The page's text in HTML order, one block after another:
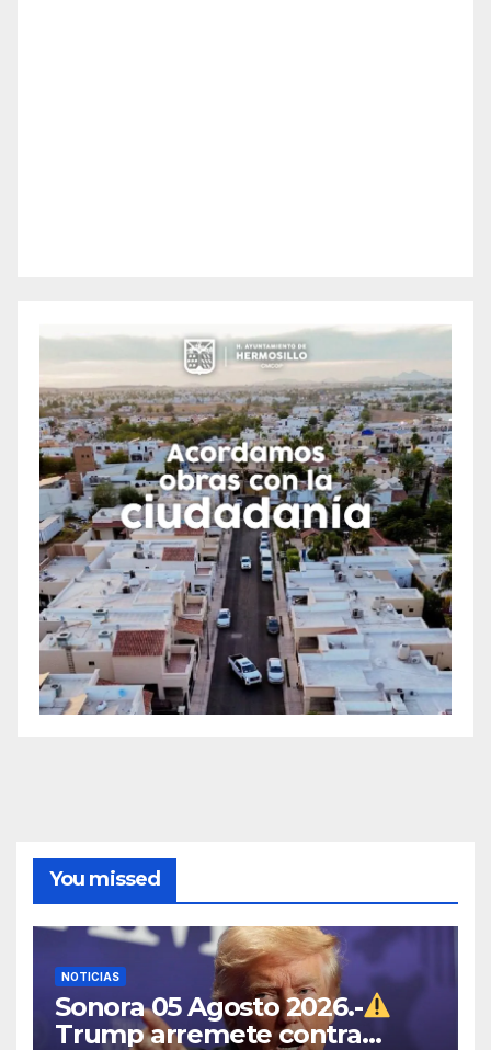
You missed
NOTICIAS
Sonora 05 Agosto 2026.-
Trump arremete contra